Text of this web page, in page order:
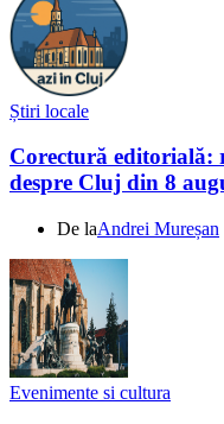
Știri locale
Corectură editorială:
despre Cluj din 8
De laAndrei Mureșan
Evenimente si cultura